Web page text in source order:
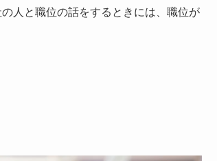
人と職位の話をするときには、職位が